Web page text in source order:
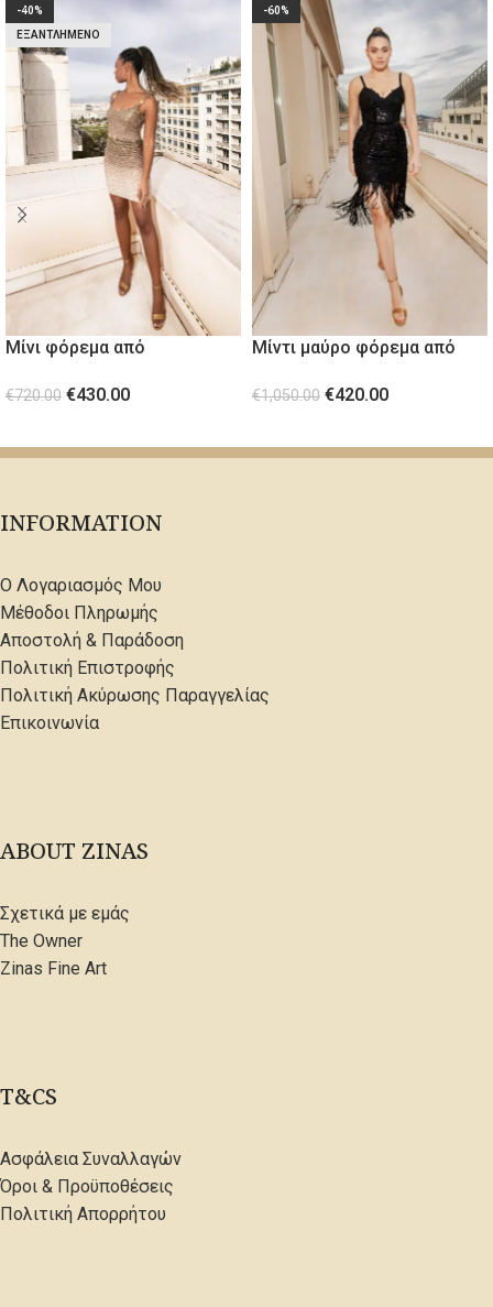
-40%
ΕΞΑΝΤΛΗΜΈΝΟ
Μίνι φόρεμα από
Champagne Brown
€720.00 €430.00
-60%
Μίντι μαύρο φόρεμα από
€1,050.00 €420.00
INFORMATION
Ο Λογαριασμός Μου
Μέθοδοι Πληρωμής
Αποστολή & Παράδοση
Πολιτική Επιστροφής
Πολιτική Ακύρωσης Παραγγελίας
Επικοινωνία
ABOUT ZINAS
Σχετικά με εμάς
The Owner
Zinas Fine Art
T&CS
Ασφάλεια Συναλλαγών
Όροι & Προϋποθέσεις
Πολιτική Απορρήτου